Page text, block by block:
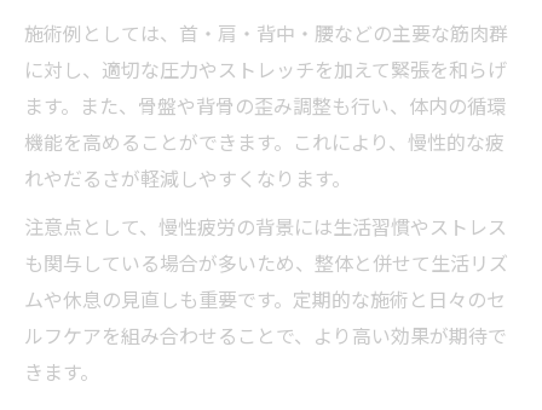
施術例としては、首・肩・背中・腰などの主要な筋肉群
に対し、適切な圧力やストレッチを加えて緊張を和らげ
ます。また、骨盤や背骨の歪み調整も行い、体内の循環
機能を高めることができます。これにより、慢性的な疲
れやだるさが軽減しやすくなります。
注意点として、慢性疲労の背景には生活習慣やストレス
も関与している場合が多いため、整体と併せて生活リズ
ムや休息の見直しも重要です。定期的な施術と日々のセ
ルフケアを組み合わせることで、より高い効果が期待で
きます。